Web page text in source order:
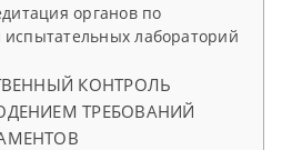
органов по
лабораторий
КОНТРОЛЬ
ТРЕБОВАНИЙ